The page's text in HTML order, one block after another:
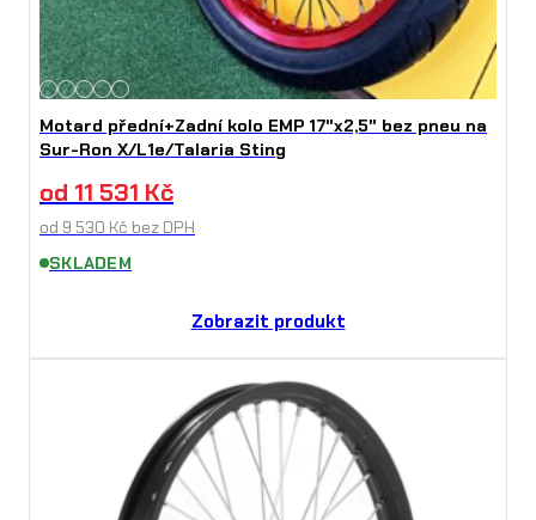
Motard přední+Zadní kolo EMP 17"x2,5" bez pneu na
Sur-Ron X/L1e/Talaria Sting
od 11 531 Kč
od 9 530 Kč bez DPH
SKLADEM
Zobrazit produkt